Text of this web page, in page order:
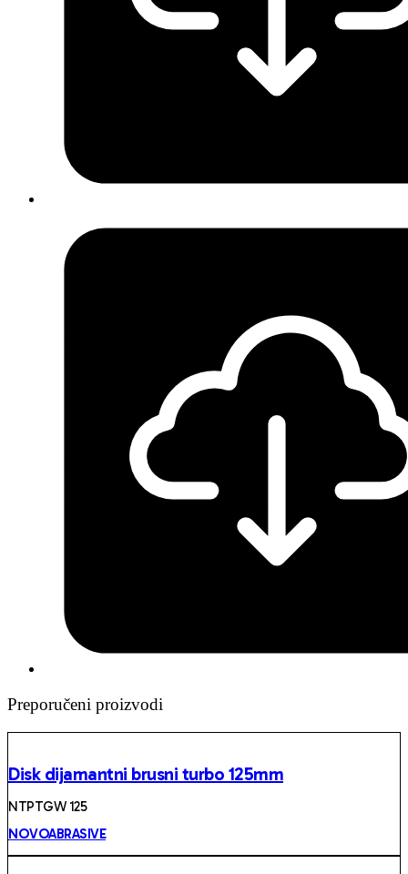
Preporučeni proizvodi
Disk dijamantni brusni turbo 125mm
NTPTGW 125
NOVOABRASIVE